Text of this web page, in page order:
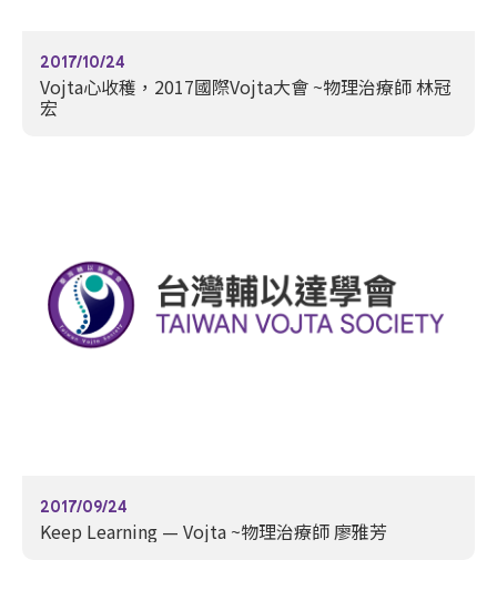
2017/10/24
Vojta心收穫，2017國際Vojta大會 ~物理治療師 林冠
宏
2017/09/24
Keep Learning — Vojta ~物理治療師 廖雅芳